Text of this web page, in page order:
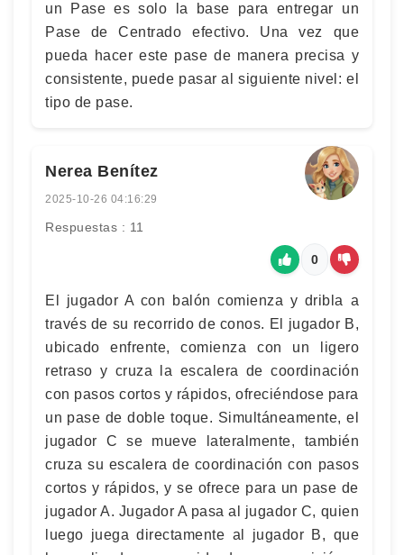
un Pase es solo la base para entregar un
Pase de Centrado efectivo. Una vez que
pueda hacer este pase de manera precisa y
consistente, puede pasar al siguiente nivel: el
tipo de pase.
Nerea Benítez
2025-10-26 04:16:29
Respuestas : 11
0
El jugador A con balón comienza y dribla a
través de su recorrido de conos. El jugador B,
ubicado enfrente, comienza con un ligero
retraso y cruza la escalera de coordinación
con pasos cortos y rápidos, ofreciéndose para
un pase de doble toque. Simultáneamente, el
jugador C se mueve lateralmente, también
cruza su escalera de coordinación con pasos
cortos y rápidos, y se ofrece para un pase de
jugador A. Jugador A pasa al jugador C, quien
luego juega directamente al jugador B, que